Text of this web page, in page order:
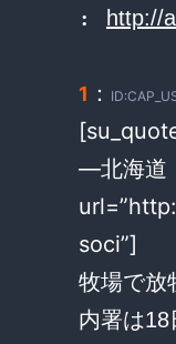
: http://
1 ：
―北海道
soci”]
牧場で放
内署は